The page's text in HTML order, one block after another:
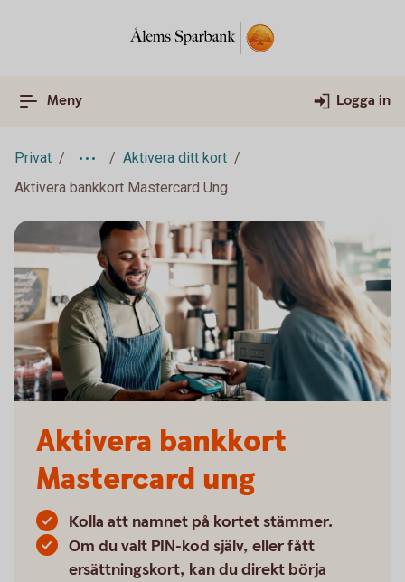
Meny Logga in
Privat
Aktivera ditt kort
Aktivera bankkort Mastercard Ung
Aktivera bankkort
Mastercard ung
Kolla att namnet på kortet stämmer.
Om du valt PIN-kod själv, eller fått
ersättningskort, kan du direkt börja